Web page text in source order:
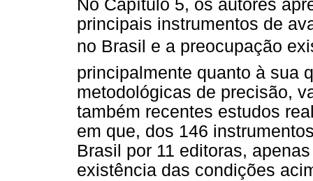
No Capítulo 5, os autores
principais instrumentos de
no Brasil e a preocupação
principalmente quanto à sua
metodológicas de precisão,
também recentes estudos
em que, dos 146
Brasil por 11 editoras,
existência das condições